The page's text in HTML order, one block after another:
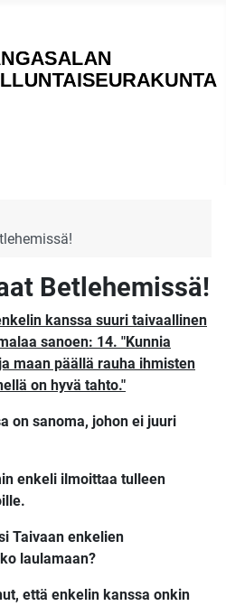
Betlehemissä!
kanssa suuri taivaallinen
sanoen: 14. "Kunnia
maan päällä rauha ihmisten
on hyvä tahto."
on sanoma, johon ei juuri
enkeli ilmoittaa tulleen
Taivaan enkelien
laulamaan?
että enkelin kanssa onkin